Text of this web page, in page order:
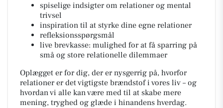
spiselige indsigter om relationer og mental
trivsel
inspiration til at styrke dine egne relationer
refleksionsspørgsmål
live brevkasse: mulighed for at få sparring på
små og store relationelle dilemmaer
Oplægget er for dig, der er nysgerrig på, hvorfor
relationer er det vigtigste brændstof i vores liv – og
hvordan vi alle kan være med til at skabe mere
mening, tryghed og glæde i hinandens hverdag.